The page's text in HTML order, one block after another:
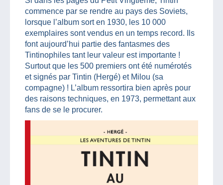
commence par se rendre au pays des Soviets,
lorsque l’album sort en 1930, les 10 000
exemplaires sont vendus en un temps record. Ils
font aujourd’hui partie des fantasmes des
Tintinophiles tant leur valeur est importante !
Surtout que les 500 premiers ont été numérotés
et signés par Tintin (Hergé) et Milou (sa
compagne) ! L’album ressortira bien après pour
des raisons techniques, en 1973, permettant aux
fans de se le procurer.